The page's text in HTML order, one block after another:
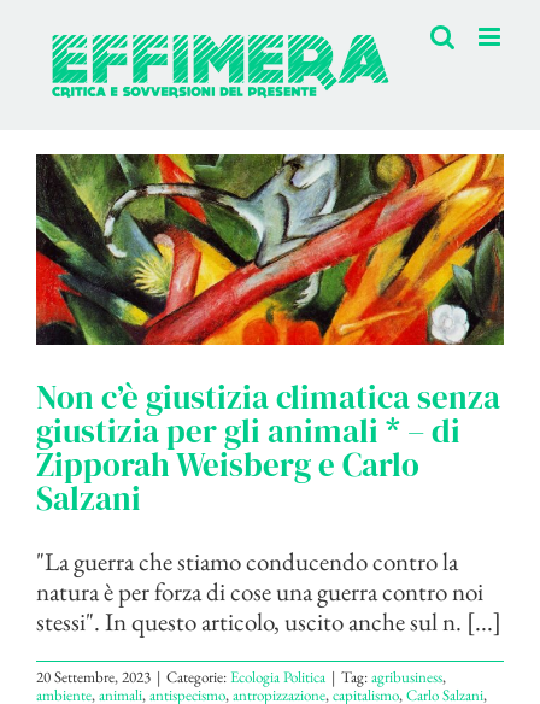
contenuto
Non c’è giustizia climatica senza
giustizia per gli animali * – di
Zipporah Weisberg e Carlo
Salzani
"La guerra che stiamo conducendo contro la
natura è per forza di cose una guerra contro noi
stessi". In questo articolo, uscito anche sul n. [...]
20 Settembre, 2023 | Categorie:Ecologia Politica | Tag:agribusiness,
ambiente,animali,antispecismo,antropizzazione,capitalismo,Carlo Salzani,